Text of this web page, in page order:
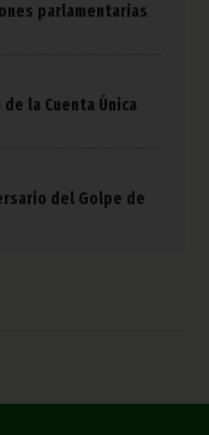
parlamentarias
la Cuenta Única
del Golpe de